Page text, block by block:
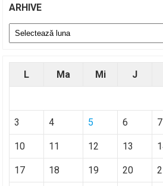
ARHIVE
Arhive
L Ma Mi J
3 4 5 6 7
10 11 12 13
17 18 19 20